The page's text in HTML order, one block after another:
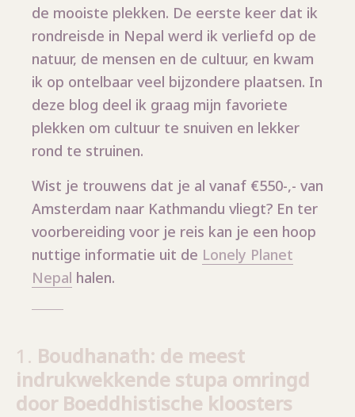
de mooiste plekken. De eerste keer dat ik
rondreisde in Nepal werd ik verliefd op de
natuur, de mensen en de cultuur, en kwam
ik op ontelbaar veel bijzondere plaatsen. In
deze blog deel ik graag mijn favoriete
plekken om cultuur te snuiven en lekker
rond te struinen.
Wist je trouwens dat je al vanaf €550-,- van
Amsterdam naar Kathmandu vliegt? En ter
voorbereiding voor je reis kan je een hoop
nuttige informatie uit de Lonely Planet
Nepal halen.
1. Boudhanath: de meest
indrukwekkende stupa omringd
door Boeddhistische kloosters